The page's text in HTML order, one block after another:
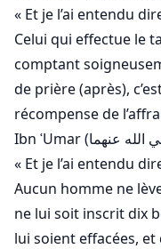
« Et je l’ai entendu
Celui qui effectue le
comptant
de prière (après),
récompense de
« Et je l’ai entendu
Aucun homme ne
ne lui soit inscrit dix
lui soient effacées,